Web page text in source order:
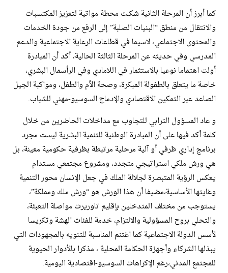
​كما أبرز أن المرحلة الثانية شكلت محطة مواتية لتعزيز المكتسبات
والانتقال من منطق “البنيات الصلبة” إلى الرفع من جودة الخدمات
والمحتوى الاجتماعي، لاسيما في قطاعات الرعاية الاجتماعية والدعم
المدرسي وفي حديثه عن المرحلة الثالثة الحالية، أكد أن المبادرة
أولت اهتماما نوعيا بالاستثمار في اللامادي وفي الرأسمال البشري،
خاصة ما يتعلق بالطفولة المبكرة، وصحة الأم والطفل، ومواكبة الجيل
الصاعد عبر التمكين الاقتصادي والإدماج السوسيو-مهني للشباب.
​و عاد المسؤول الترابي للتجاوب مع مداخلات الحاضرين من خلال
كلمة أكد فيها على أن المبادرة الوطنية للتنمية البشرية ليست مجرد
برنامج إداري ظرفي أو آلية مرحلية مرتبطة بظرفية حكومية معينة، بل
هي ورش ملكي استراتيجي متجدد، ومشروع مجتمعي مستدام
يعكس الرؤية المتبصرة لجلالة الملك في جعل الإنسان محور التنمية
وغايتها الأساسية،مضيفا أن هذا الورش هو “ورش ملك ومملكة”،
يستوجب من مختلف المتدخلين بإقليم تاوريرت مواصلة التعبئة،
والتحلي بروح المسؤولية والالتزام، خدمة للفئات الهشة وتكريسا
لأسس الدولة الاجتماعية ​كما اغتنم المناسبة للتنويه بالمجهودات التي
يبذلها الشركاء وأجهزة الحكامة المحلية ، مذكرا بالأدوار الحيوية
للمجتمع المدني،رغم الإكراهات السوسيو-اقتصادية اليومية.